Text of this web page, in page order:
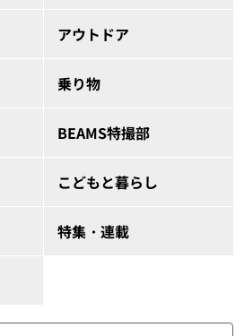
アウトドア
乗り物
BEAMS特撮部
こどもと暮らし
特集・連載